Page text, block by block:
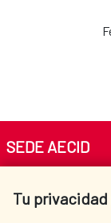
Tu
SEDE AECID
Tel. +34 900 20 30